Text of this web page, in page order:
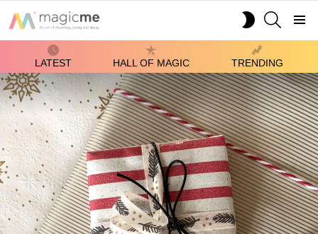
SWITCH
LATEST HALL OF MAGIC TRENDING